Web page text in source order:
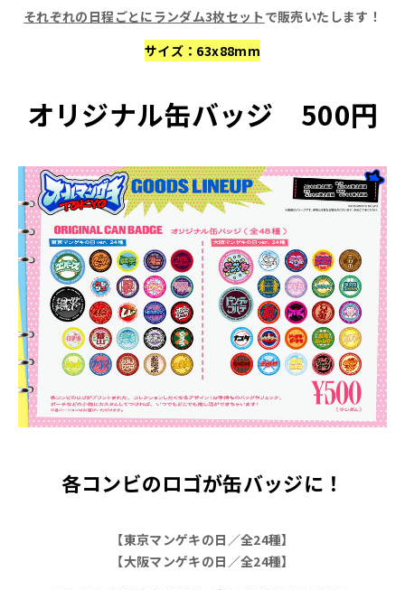
それぞれの日程ごとにランダム3枚セットで販売いたします！
サイズ：63x88mm
オリジナル缶バッジ 500円
各コンビのロゴが缶バッジに！
【東京マンゲキの日／全24種】
【大阪マンゲキの日／全24種】